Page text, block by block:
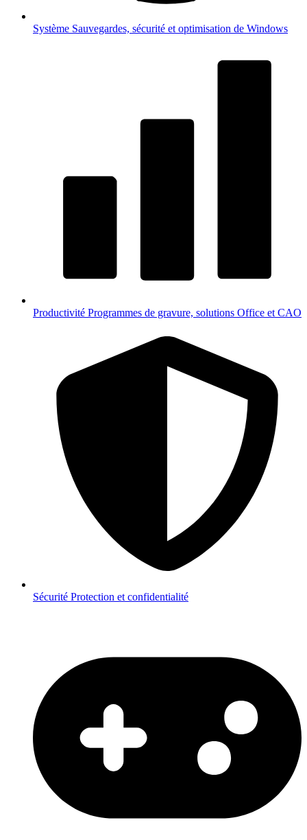
Système Sauvegardes, sécurité et optimisation de Windows
Productivité Programmes de gravure, solutions Office et CAO
Sécurité Protection et confidentialité